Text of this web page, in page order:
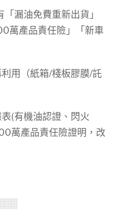
漏油免費重新出貨」
萬產品責任險」「新車
用（紙箱/棧板膠膜/託
(有機油認證、閃火
萬產品責任險證明，改